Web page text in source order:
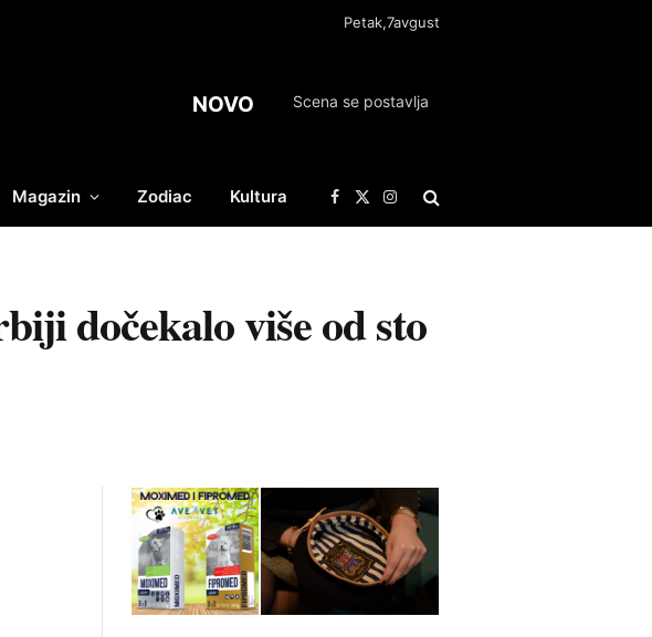
Petak,7avgust
NOVO Scena se postavlja
Magazin Zodiac Kultura Facebook
X
(Twitter)
Instagram
dočekalo više od sto